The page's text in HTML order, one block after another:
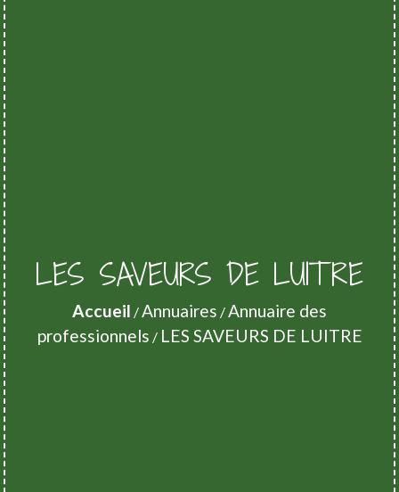
LES SAVEURS DE LUITRE
Accueil / Annuaires / Annuaire des
professionnels / LES SAVEURS DE LUITRE